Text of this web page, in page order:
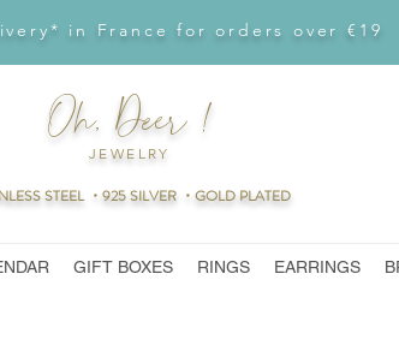
in France for orders over €19
Oh, Deer !
JEWELRY
STEEL ・925 SILVER ・GOLD PLATED
GIFT BOXES RINGS EARRINGS